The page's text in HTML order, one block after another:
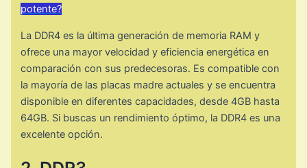
potente?
La DDR4 es la última generación de memoria RAM y
ofrece una mayor velocidad y eficiencia energética en
comparación con sus predecesoras. Es compatible con
la mayoría de las placas madre actuales y se encuentra
disponible en diferentes capacidades, desde 4GB hasta
64GB. Si buscas un rendimiento óptimo, la DDR4 es una
excelente opción.